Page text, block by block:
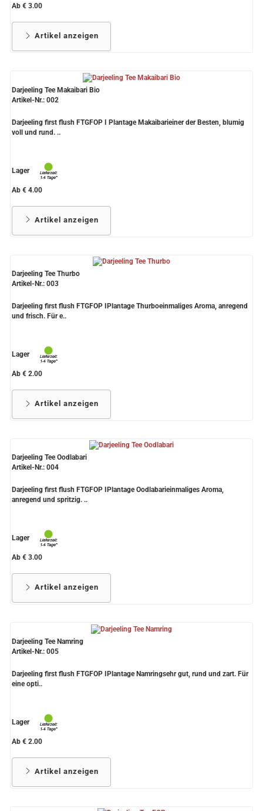
Ab € 3.00
Artikel anzeigen
Darjeeling Tee Makaibari Bio
Artikel-Nr.: 002
Darjeeling first flush FTGFOP I Plantage Makaibarieiner der Besten, blumig
voll und rund. ..
Lager
Ab € 4.00
Artikel anzeigen
Darjeeling Tee Thurbo
Artikel-Nr.: 003
Darjeeling first flush FTGFOP IPlantage Thurboeinmaliges Aroma, anregend
und frisch. Für e..
Lager
Ab € 2.00
Artikel anzeigen
Darjeeling Tee Oodlabari
Artikel-Nr.: 004
Darjeeling first flush FTGFOP IPlantage Oodlabarieinmaliges Aroma,
anregend und spritzig. ..
Lager
Ab € 3.00
Artikel anzeigen
Darjeeling Tee Namring
Artikel-Nr.: 005
Darjeeling first flush FTGFOP IPlantage Namringsehr gut, rund und zart. Für
eine opti..
Lager
Ab € 2.00
Artikel anzeigen